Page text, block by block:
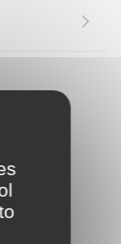
plus
aux
»).